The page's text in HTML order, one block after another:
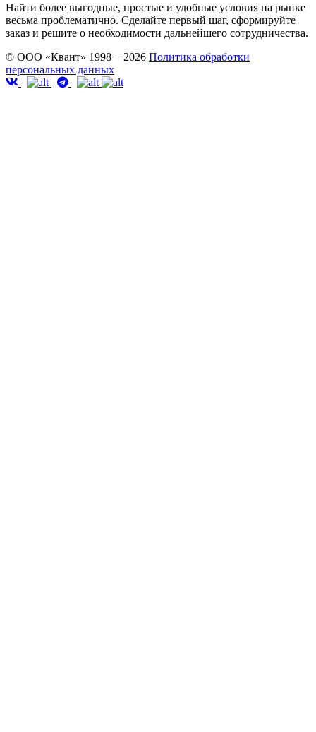
Найти более выгодные, простые и удобные условия на рынке
весьма проблематично. Сделайте первый шаг, сформируйте
заказ и решите о необходимости дальнейшего сотрудничества.
© ООО «Квант» 1998 − 2026 Политика обработки
персональных данных